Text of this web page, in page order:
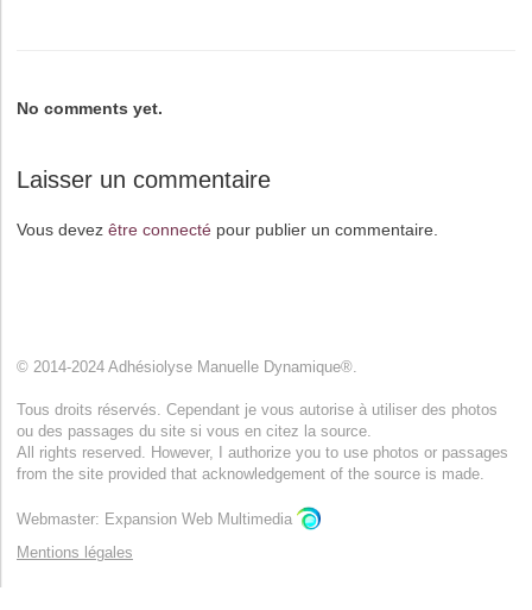
No comments yet.
Laisser un commentaire
Vous devez être connecté pour publier un commentaire.
© 2014-2024 Adhésiolyse Manuelle Dynamique®.
Tous droits réservés. Cependant je vous autorise à utiliser des photos
ou des passages du site si vous en citez la source.
All rights reserved. However, I authorize you to use photos or passages
from the site provided that acknowledgement of the source is made.
Webmaster: Expansion Web Multimedia
Mentions légales